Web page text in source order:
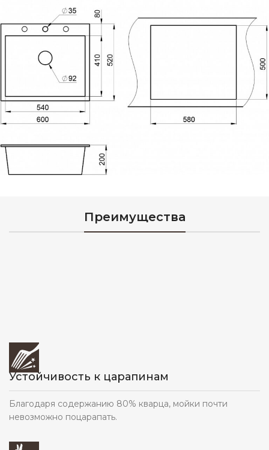
Преимущества
Устойчивость к царапинам
Благодаря содержанию 80% кварца, мойки почти
невозможно поцарапать.